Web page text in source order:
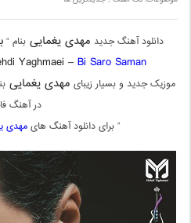
دانلود آهنگ جدید مهدی یغمایی بنام “
Yaghmaei –Bi Saro Saman
موزیک جدید و بسیار زیبای مهدی یغمایی
در آهنگ
” برای دانلود آهنگ هایمهدی